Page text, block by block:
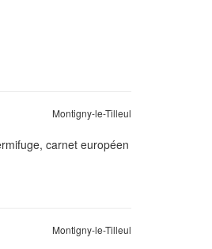
Montigny-le-Tilleul
carnet européen
Montigny-le-Tilleul